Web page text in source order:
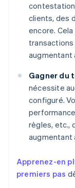
clients, des
encore.
augmentant
Gagner du
nécessite
configuré.
règles, etc.,
augmentant
Apprenez-en
premiers pas